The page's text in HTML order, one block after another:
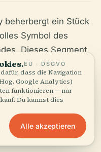
beherbergt ein Stück
Symbol des
Dieses Segment
an die Bedeutung
nach Frieden.
EU · DSGVO
dass die Navigation
Google Analytics)
funktionieren — nur
Du kannst dies
Alle akzeptieren